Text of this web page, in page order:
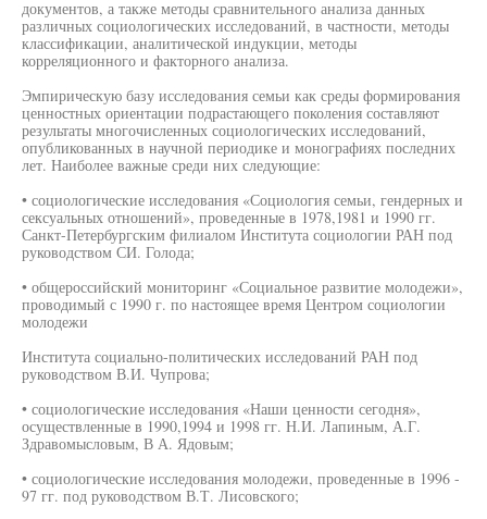
документов, а также методы сравнительного анализа данных
различных социологических исследований, в частности, методы
классификации, аналитической индукции, методы
корреляционного и факторного анализа.
Эмпирическую базу исследования семьи как среды формирования
ценностных ориентации подрастающего поколения составляют
результаты многочисленных социологических исследований,
опубликованных в научной периодике и монографиях последних
лет. Наиболее важные среди них следующие:
• социологические исследования «Социология семьи, гендерных и
сексуальных отношений», проведенные в 1978,1981 и 1990 гг.
Санкт-Петербургским филиалом Института социологии РАН под
руководством СИ. Голода;
• общероссийский мониторинг «Социальное развитие молодежи»,
проводимый с 1990 г. по настоящее время Центром социологии
молодежи
Института социально-политических исследований РАН под
руководством В.И. Чупрова;
• социологические исследования «Наши ценности сегодня»,
осуществленные в 1990,1994 и 1998 гг. Н.И. Лапиным, А.Г.
Здравомысловым, В А. Ядовым;
• социологические исследования молодежи, проведенные в 1996 -
97 гг. под руководством В.Т. Лисовского;